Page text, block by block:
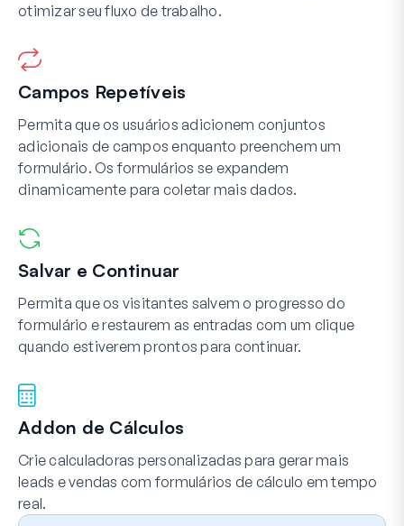
otimizar seu fluxo de trabalho.
Campos Repetíveis
Permita que os usuários adicionem conjuntos
adicionais de campos enquanto preenchem um
formulário. Os formulários se expandem
dinamicamente para coletar mais dados.
Salvar e Continuar
Permita que os visitantes salvem o progresso do
formulário e restaurem as entradas com um clique
quando estiverem prontos para continuar.
Addon de Cálculos
Crie calculadoras personalizadas para gerar mais
leads e vendas com formulários de cálculo em tempo
real.